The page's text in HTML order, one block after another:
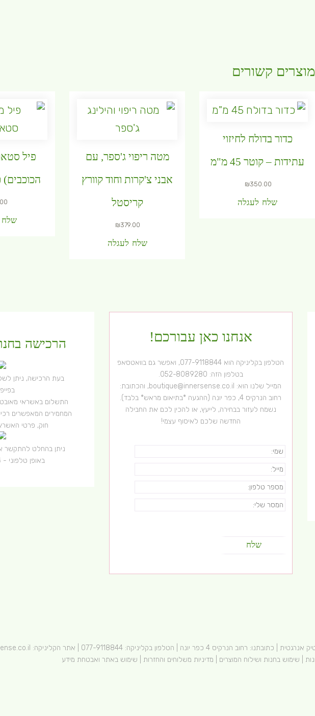
מוצרים קשורים
כדור בדולח לחיזוי
עתידות – קוטר 45 מ"מ
₪350.00
שלח לעגלה
מטה ריפוי ג'ספר, עם
אבני צ'קרות וחוד קוורץ
קריסטל
₪379.00
שלח לעגלה
פיל
הכוכבים)
שלח
הרכישה
בעת הרכישה, ניתן
התשלום באשראי
המחמירים המאפשרים
חוק, פרטי
ניתן בהחלט להתקשר
באופן טלפוני -
אנחנו כאן עבורכם!
הטלפון בקליניקה הוא 077-9118844, ואפשר גם בוואטסאפ
בטלפון הזה: 052-8089280
.
המייל שלנו הוא: boutique@innersense.co.il, והכתובת:
רחוב הנרקיס 4, כפר יונה (ההגעה *בתיאום מראש* בלבד).
נשמח לעזור בבחירה, לייעץ, או להכין לכם את החבילה
החדשה שלכם לאיסוף עצמי!
רחוב הנרקיס 4 כפר יונה | הטלפון בקליניקה: 077-9118844 | אתר הקליניקה:
שימוש בחנות ושילוח המוצרים מדיניות משלוחים והחזרות שימוש באתר ואבטחת מידע